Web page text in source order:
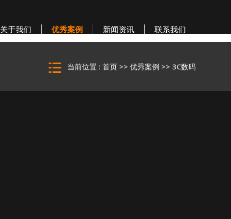
关于我们 优秀案例 新闻资讯 联系我们
当前位置 : 首页 >> 优秀案例 >> 3C数码